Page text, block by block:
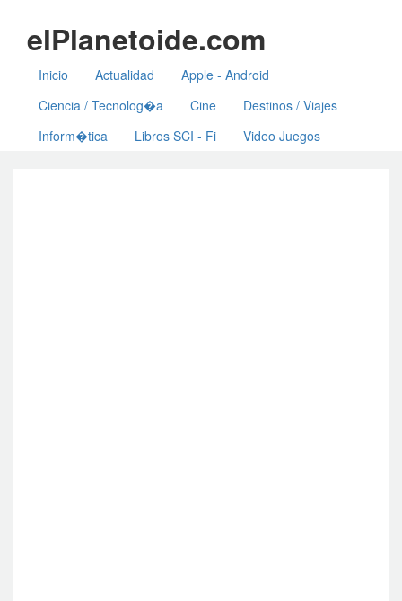
elPlanetoide.com
Inicio Actualidad
Apple - Android
Ciencia / Tecnolog�a
Cine
Destinos / Viajes
Inform�tica
Libros SCI - Fi Video Juegos